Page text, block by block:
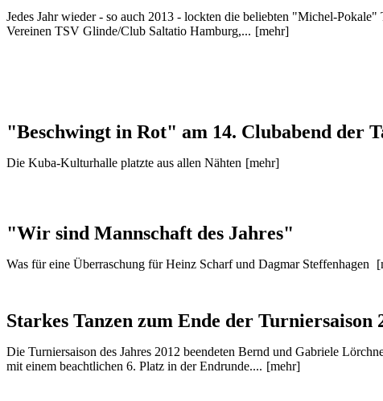
Jedes Jahr wieder - so auch 2013 - lockten die beliebten "Michel-
Vereinen TSV Glinde/Club Saltatio Hamburg,... [mehr]
"Beschwingt in Rot" am 14. Clubabend der
Die Kuba-Kulturhalle platzte aus allen Nähten [mehr]
"Wir sind Mannschaft des Jahres"
Was für eine Überraschung für Heinz Scharf und Dagmar Steffenhagen
Starkes Tanzen zum Ende der
Die Turniersaison des Jahres 2012 beendeten Bernd und Gabriele
mit einem beachtlichen 6. Platz in der Endrunde.... [mehr]